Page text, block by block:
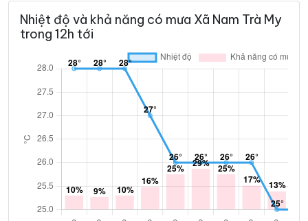
Nhiệt độ và khả năng có mưa Xã Nam Trà My
trong 12h tới